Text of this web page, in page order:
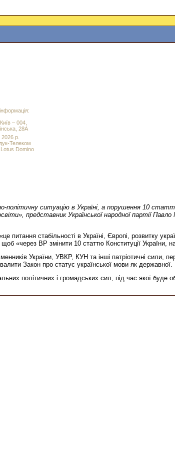
– 004,
28А
р.
Телеком
Domino
політичну ситуацію в Україні, а порушення 10
представник Української народної партії
стабільності в Україні, Європі, розвитку
ВР змінити 10 статтю Конституції України,
України, УВКР, КУН та інші патріотичні сили,
Закон про статус української мови як державної.
політичних і громадських сил, під час якої буде